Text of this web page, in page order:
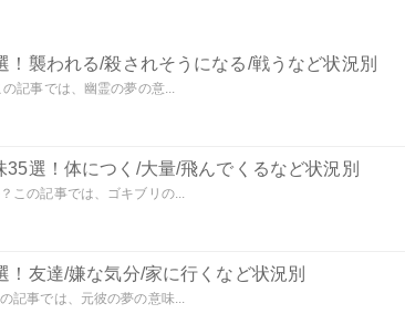
！襲われる/殺されそうになる/戦うなど状況別
記事では、幽霊の夢の意...
35選！体につく/大量/飛んでくるなど状況別
この記事では、ゴキブリの...
！友達/嫌な気分/家に行くなど状況別
記事では、元彼の夢の意味...